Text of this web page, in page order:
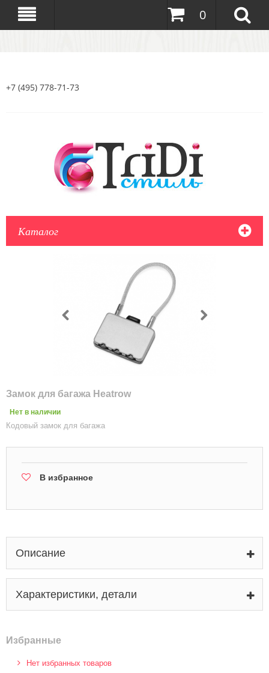
0
+7 (495) 778-71-73
Каталог
Замок для багажа Heatrow
Нет в наличии
Кодовый замок для багажа
В избранное
Описание
Характеристики, детали
Избранные
Нет избранных товаров